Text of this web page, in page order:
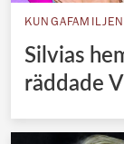
KUNGAFAMILJEN
Silvias
räddade